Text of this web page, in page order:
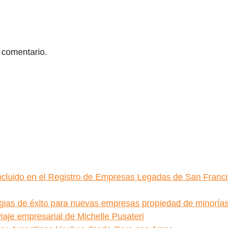
en el Registro de Empresas Legadas de San
de éxito para nuevas empresas propiedad de
empresarial de Michelle Pusateri